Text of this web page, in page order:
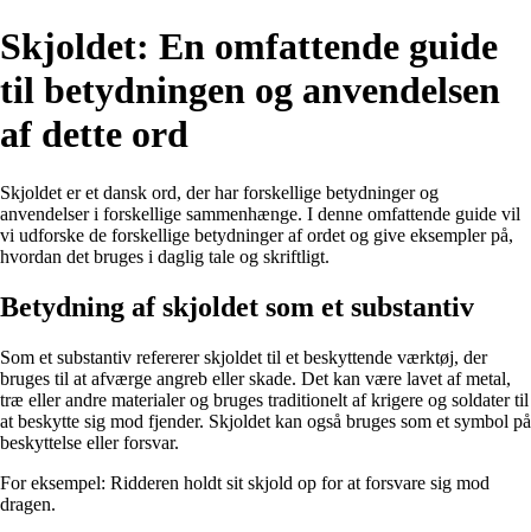
Skjoldet: En omfattende guide
til betydningen og anvendelsen
af dette ord
Skjoldet er et dansk ord, der har forskellige betydninger og
anvendelser i forskellige sammenhænge. I denne omfattende guide vil
vi udforske de forskellige betydninger af ordet og give eksempler på,
hvordan det bruges i daglig tale og skriftligt.
Betydning af skjoldet som et substantiv
Som et substantiv refererer skjoldet til et beskyttende værktøj, der
bruges til at afværge angreb eller skade. Det kan være lavet af metal,
træ eller andre materialer og bruges traditionelt af krigere og soldater til
at beskytte sig mod fjender. Skjoldet kan også bruges som et symbol på
beskyttelse eller forsvar.
For eksempel: Ridderen holdt sit skjold op for at forsvare sig mod
dragen.